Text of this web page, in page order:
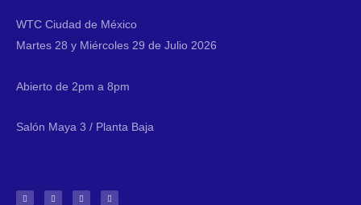
WTC Ciudad de México
Martes 28 y Miércoles 29 de Julio 2026
Abierto de 2pm a 8pm
Salón Maya 3 / Planta Baja